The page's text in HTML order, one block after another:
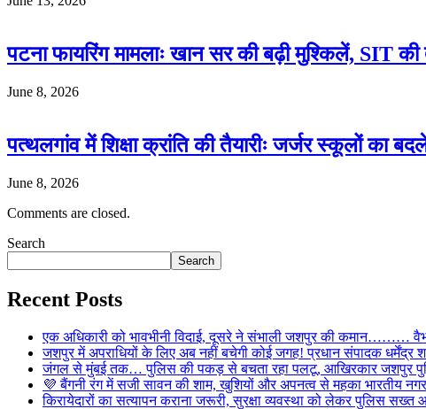
पटना फायरिंग मामलाः खान सर की बढ़ी मुश्किलें, SIT की
June 8, 2026
पत्थलगांव में शिक्षा क्रांति की तैयारीः जर्जर स्कूलों का
June 8, 2026
Comments are closed.
Search
Search
Recent Posts
एक अधिकारी को भावभीनी विदाई, दूसरे ने संभाली जशपुर की कमान……… वैभव
जशपुर में अपराधियों के लिए अब नहीं बचेगी कोई जगह! प्रधान संपादक धर्मेंद्र
जंगल से मुंबई तक… पुलिस की पकड़ से बचता रहा पलटू, आखिरकार जशपुर
💜 बैंगनी रंग में सजी सावन की शाम, खुशियों और अपनत्व से महका भारतीय
किरायेदारों का सत्यापन कराना जरूरी, सुरक्षा व्यवस्था को लेकर पुलिस